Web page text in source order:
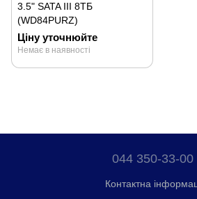
3.5" SATA III 8ТБ
(WD84PURZ)
Ціну уточнюйте
Немає в наявності
044 350-33-00
Контактна